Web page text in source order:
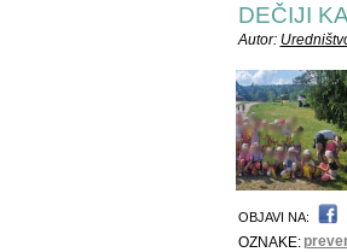
DEČIJI
Autor:
OBJAVI NA:
OZNAKE: